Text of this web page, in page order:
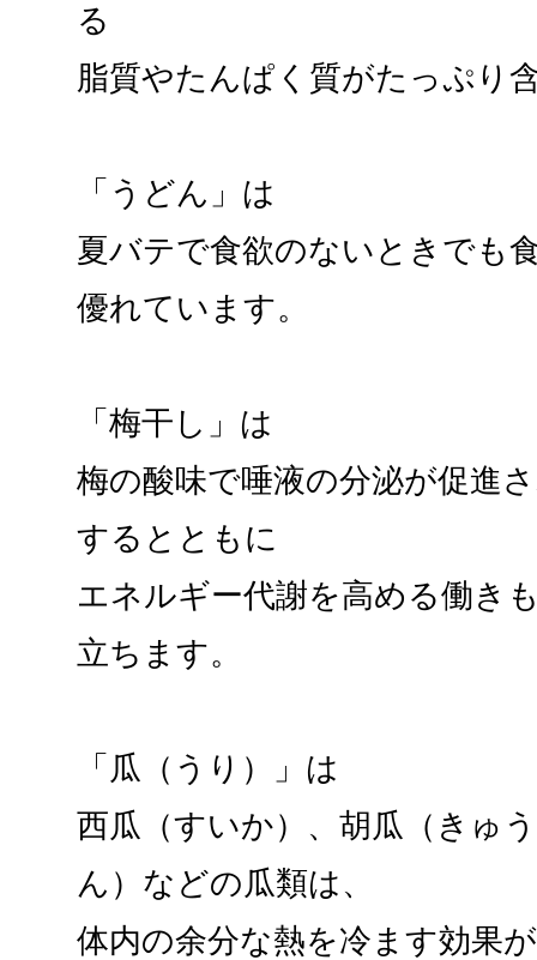
る
脂質やたんぱく質がたっぷり
「うどん」は
夏バテで食欲のないときでも
優れています。
「梅干し」は
梅の酸味で唾液の分泌が促進
するとともに
エネルギー代謝を高める働き
立ちます。
「瓜（うり）」は
西瓜（すいか）、胡瓜（きゅ
ん）などの瓜類は、
体内の余分な熱を冷ます効果